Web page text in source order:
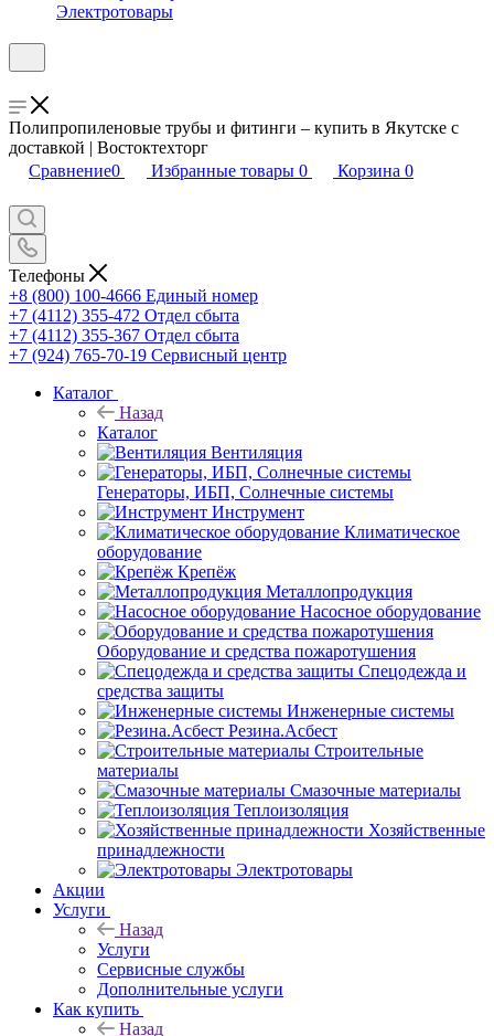
Электротовары
Полипропиленовые трубы и фитинги – купить в Якутске с
доставкой | Востоктехторг
Сравнение0 Избранные товары 0 Корзина 0
Телефоны
+8 (800) 100-4666 Единый номер
+7 (4112) 355-472 Отдел сбыта
+7 (4112) 355-367 Отдел сбыта
+7 (924) 765-70-19 Сервисный центр
Каталог
Назад
Каталог
Вентиляция
Генераторы, ИБП, Солнечные системы
Инструмент
Климатическое
оборудование
Крепёж
Металлопродукция
Насосное оборудование
Оборудование и средства пожаротушения
Спецодежда и
средства защиты
Инженерные системы
Резина.Асбест
Строительные
материалы
Смазочные материалы
Теплоизоляция
Хозяйственные
принадлежности
Электротовары
Акции
Услуги
Назад
Услуги
Сервисные службы
Дополнительные услуги
Как купить
Назад